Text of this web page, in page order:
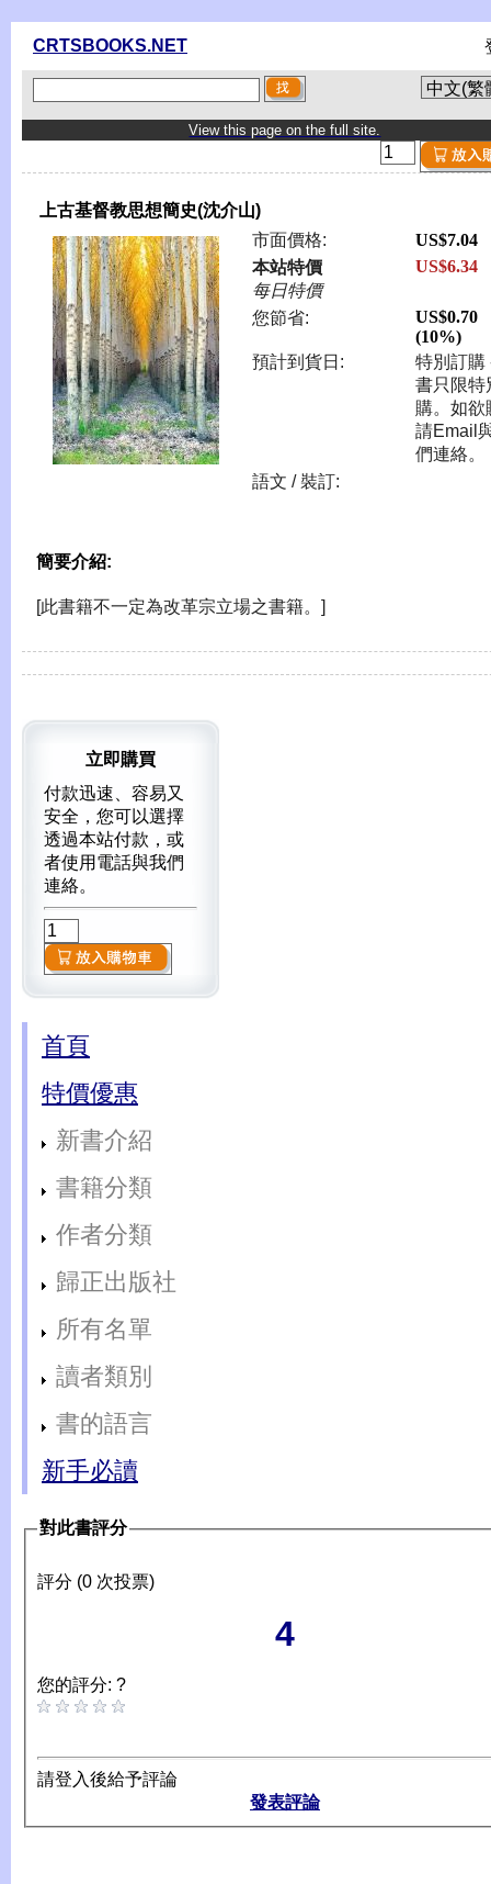
CRTSBOOKS.NET
View this page on the full site.
上古基督教思想簡史(沈介山)
市面價格:
US$7.04
本站特價
每日特價
US$6.34
您節省:
US$0.70
(10%)
預計到貨日:
特別訂購
書只限特
購。如欲
請Email
們連絡。
語文 / 裝訂:
簡要介紹:
[此書籍不一定為改革宗立場之書籍。]
立即購買
付款迅速、容易又
安全，您可以選擇
透過本站付款，或
者使用電話與我們
連絡。
首頁
特價優惠
新書介紹
書籍分類
作者分類
歸正出版社
所有名單
讀者類別
書的語言
新手必讀
對此書評分
評分 (0 次投票)
4
您的評分: ?
請登入後給予評論
發表評論